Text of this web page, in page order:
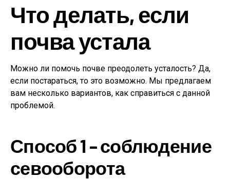
Что делать, если
почва устала
Можно ли помочь почве преодолеть усталость? Да,
если постараться, то это возможно. Мы предлагаем
вам несколько вариантов, как справиться с данной
проблемой.
Способ 1 – соблюдение
севооборота